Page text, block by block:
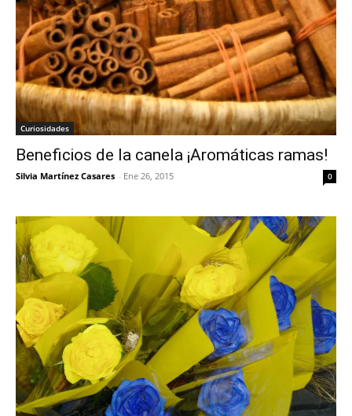
Curiosidades
Beneficios de la canela ¡Aromáticas ramas!
Silvia Martínez Casares - Ene 26, 2015 0